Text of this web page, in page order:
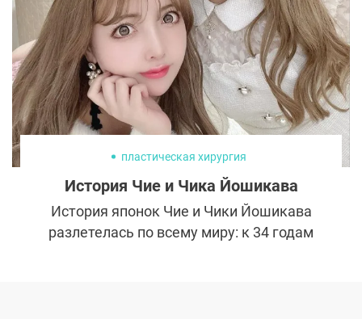
работе пластического хирурга не места
импровизации – это чистая математика.
Попасть на прием к настоящему
профессионалу с похожими взглядами на
прекрасное и умением рассчитать
идеальные параметры – мечта каждого
пациента.
пластическая хирургия
История Чие и Чика Йошикава
История японок Чие и Чики Йошикава
разлетелась по всему миру: к 34 годам